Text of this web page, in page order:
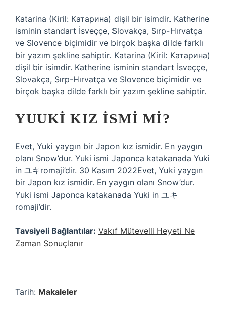
Katarina (Kiril: Катарина) dişil bir isimdir. Katherine
isminin standart İsveççe, Slovakça, Sırp-Hırvatça
ve Slovence biçimidir ve birçok başka dilde farklı
bir yazım şekline sahiptir. Katarina (Kiril: Катарина)
dişil bir isimdir. Katherine isminin standart İsveççe,
Slovakça, Sırp-Hırvatça ve Slovence biçimidir ve
birçok başka dilde farklı bir yazım şekline sahiptir.
YUUKI KIZ ISMI MI?
Evet, Yuki yaygın bir Japon kız ismidir. En yaygın
olanı Snow’dur. Yuki ismi Japonca katakanada Yuki
in ユキromaji’dir. 30 Kasım 2022Evet, Yuki yaygın
bir Japon kız ismidir. En yaygın olanı Snow’dur.
Yuki ismi Japonca katakanada Yuki in ユキ
romaji’dir.
Tavsiyeli Bağlantılar: Vakıf Mütevelli Heyeti Ne
Zaman Sonuçlanır
Tarih: Makaleler